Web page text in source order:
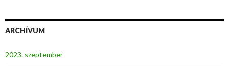
ARCHÍVUM
2023. szeptember